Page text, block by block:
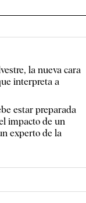
la nueva cara
interpreta a
estar preparada
impacto de un
experto de la